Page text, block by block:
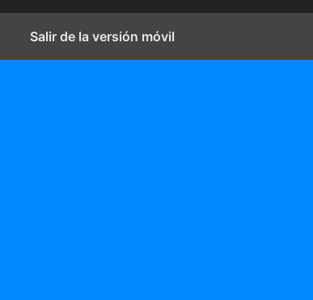
Salir de la versión móvil